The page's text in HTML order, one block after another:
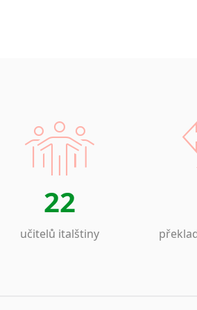
22
učitelů italštiny